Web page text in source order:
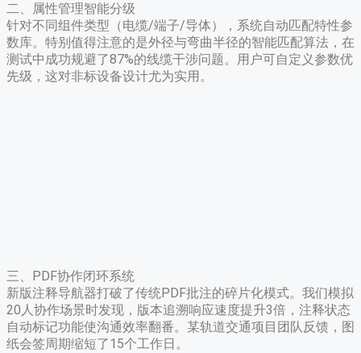
二、属性管理智能分级
针对不同组件类型（电缆/端子/导体），系统自动匹配特性参
数库。特别值得注意的是外径与弯曲半径的智能匹配算法，在
测试中成功规避了87%的线缆干涉问题。用户可自定义参数优
先级，这对非标设备设计尤为实用。
三、PDF协作闭环系统
新版注释导航器打破了传统PDF批注的碎片化模式。我们模拟
20人协作场景时发现，版本追溯响应速度提升3倍，注释状态
自动标记功能使沟通效率翻番。某轨道交通项目团队反馈，图
纸会签周期缩短了15个工作日。